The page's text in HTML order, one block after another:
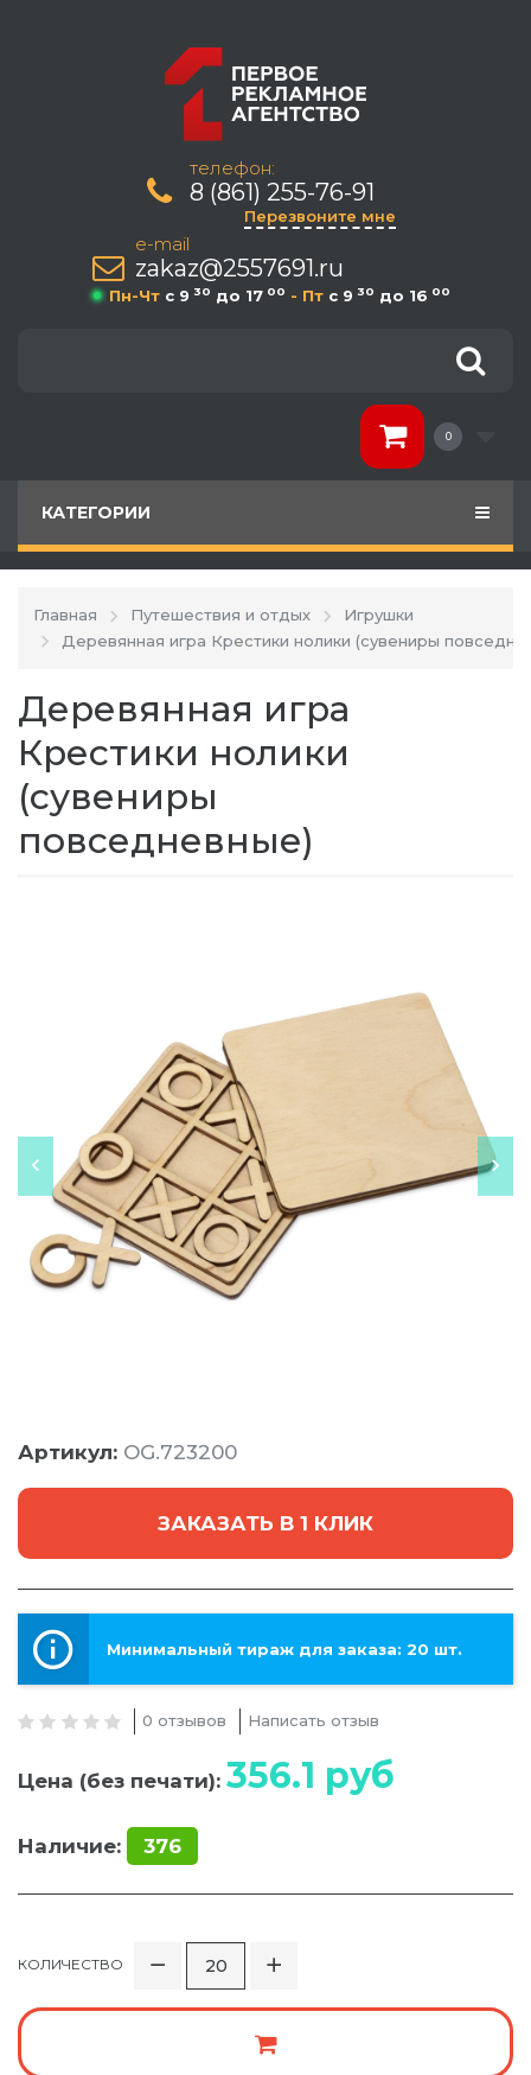
телефон:
8 (861) 255-76-91
Перезвоните мне
e-mail
zakaz@2557691.ru
Пн-Чт c 9 30 до 17 00 - Пт c 9 30 до 16 00
0
КАТЕГОРИИ
Главная Путешествия и отдых
Игрушки
Деревянная игра Крестики нолики (сувениры
Деревянная игра
Крестики нолики
(сувениры
повседневные)
Артикул: OG.723200
ЗАКАЗАТЬ В 1 КЛИК
Минимальный тираж для заказа: 20 шт.
0 отзывов Написать отзыв
Цена (без печати): 356.1 руб
Наличие: 376
КОЛИЧЕСТВО